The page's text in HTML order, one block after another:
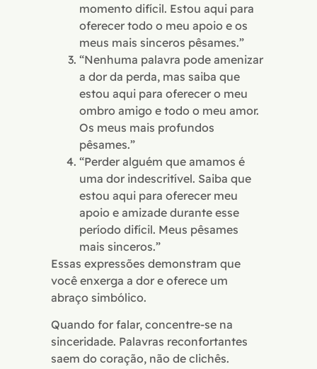
momento difícil. Estou aqui para
oferecer todo o meu apoio e os
meus mais sinceros pêsames.”
“Nenhuma palavra pode amenizar
a dor da perda, mas saiba que
estou aqui para oferecer o meu
ombro amigo e todo o meu amor.
Os meus mais profundos
pêsames.”
“Perder alguém que amamos é
uma dor indescritível. Saiba que
estou aqui para oferecer meu
apoio e amizade durante esse
período difícil. Meus pêsames
mais sinceros.”
Essas expressões demonstram que
você enxerga a dor e oferece um
abraço simbólico.
Quando for falar, concentre-se na
sinceridade. Palavras reconfortantes
saem do coração, não de clichês.